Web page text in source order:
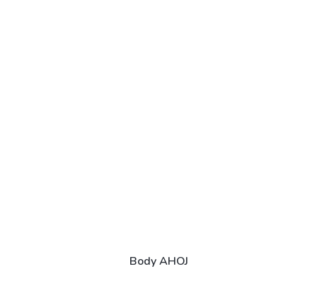
Body AHOJ